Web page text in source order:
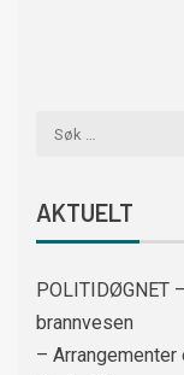
AKTUELT
POLITIDØGNET
brannvesen
–